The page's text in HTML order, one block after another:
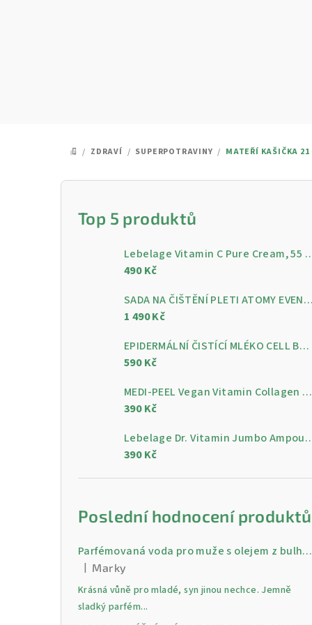
DOMŮ
/ ZDRAVÍ / SUPERPOTRAVINY / MATEŘÍ KAŠIČKA
P
Top 5 produktů
Lebelage Vitamin C Pure Cream, 55
490 Kč
SADA NA ČIŠTĚNÍ PLETI ATOMY EVENING CARE - 4 KROKY PRO ČISTOU A ZÁŘIVOU PLEŤ
1 490 Kč
EPIDERMÁLNÍ ČISTÍCÍ MLÉKO CELL BY CELL Epidermal Cleansing Milk 200 ml
590 Kč
MEDI-PEEL Vegan Vitamin Collagen Clear, 300 ml
390 Kč
Lebelage Dr. Vitamin
390 Kč
Poslední hodnocení produktů
Parfémovaná voda pro muže s olejem z bulharské růži Gold 30 ml
Hodnocení produktu je 5 z 5 hvězdiček.
Marky
Krásná vůně pro mladé, syn jinou nechce. Jemně
sladký parfém...